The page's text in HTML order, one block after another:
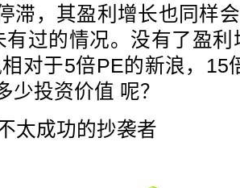
滞，其盈利增长也同样
有过的情况。没有了盈
对于5倍PE的新浪，15
少投资价值 呢？
成功的抄袭者